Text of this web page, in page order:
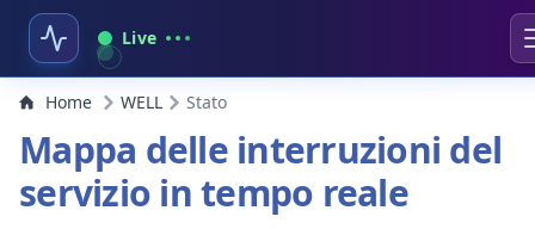
Live
Home WELL Stato
Mappa delle interruzioni del
servizio in tempo reale